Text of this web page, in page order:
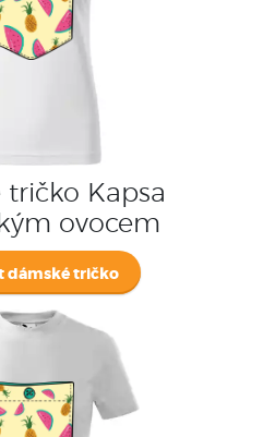
tričko Kapsa
ovocem
dámské tričko